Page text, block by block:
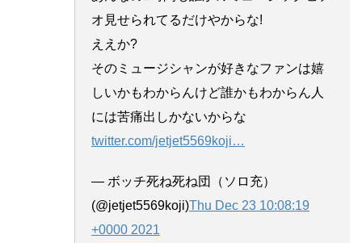
オ見せられてるだけやからな!
ええか?
そのミュージシャンが好きなファンは嬉
しいかもわからんけど誰かもわからん人
には苦痛出しかないからな
twitter.com/jetjet5569koji…
— ボッチ死ね死ね団（ソロ充）
(@jetjet5569koji)Thu Dec 23 10:08:19
+0000 2021